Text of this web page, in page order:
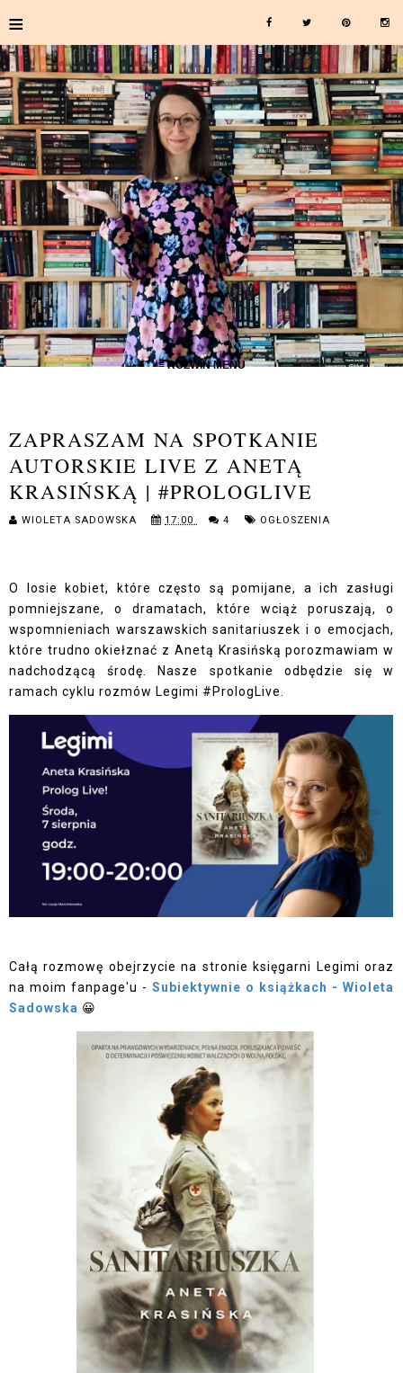
≡
≡ ROZWIŃ MENU
ZAPRASZAM NA SPOTKANIE
AUTORSKIE LIVE Z ANETĄ
KRASIŃSKĄ | #PROLOGLIVE
WIOLETA SADOWSKA 17:00 4 OGŁOSZENIA
O losie kobiet, które często są pomijane, a ich zasługi
pomniejszane, o dramatach, które wciąż poruszają, o
wspomnieniach warszawskich sanitariuszek i o emocjach,
które trudno okiełznać z Anetą Krasińską porozmawiam w
nadchodzącą środę. Nasze spotkanie odbędzie się w
ramach cyklu rozmów Legimi #PrologLive.
Całą rozmowę obejrzycie na stronie księgarni Legimi oraz
na moim fanpage'u - Subiektywnie o książkach - Wioleta
Sadowska 😀